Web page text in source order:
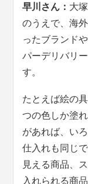
早川さん： 大
のうえで、海
ったブランド
パーデリバリ
す。
たとえば絵の
つの色しか塗
があれば、い
仕入れも同じ
見える商品、
入れられる商